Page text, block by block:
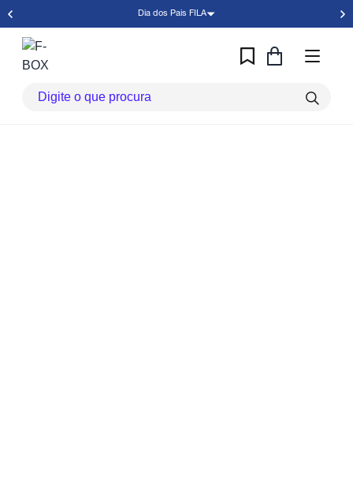
Dia dos Pais FILA